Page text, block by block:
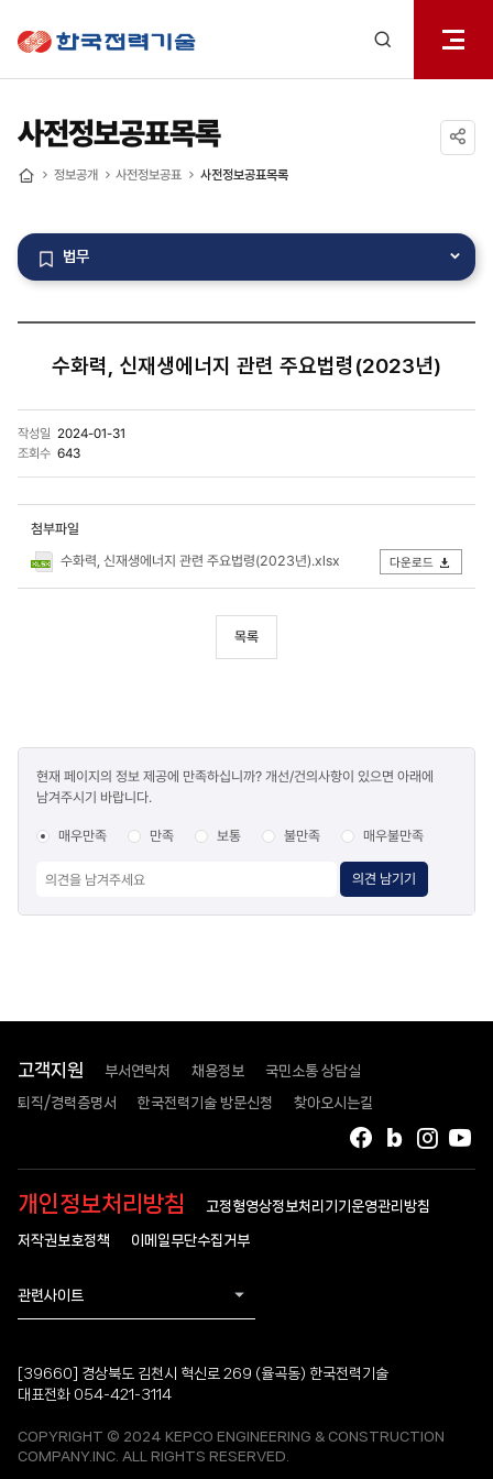
열기
사전정보공표목록
정보공개 사전정보공표 사전정보공표목록
법무
수화력, 신재생에너지 관련 주요법령(2023년)
작성일 2024-01-31
조회수 643
첨부파일
수화력, 신재생에너지 관련 주요법령(2023년).xlsx
다운로드
목록
만족도
조사
현재 페이지의 정보 제공에 만족하십니까? 개선/건의사항이 있으면 아래에
남겨주시기 바랍니다.
매우만족 만족 보통 불만족 매우불만족
의견 남기기
고객지원 부서연락처 채용정보 국민소통 상담실
퇴직/경력증명서 한국전력기술 방문신청 찾아오시는길
인스
블로그
페이스북
개인정보처리방침 고정형영상정보처리기기운영관리방침
저작권보호정책 이메일무단수집거부
관련사이트
[39660] 경상북도 김천시 혁신로 269 (율곡동) 한국전력기술
대표전화 054-421-3114
COPYRIGHT © 2024 KEPCO ENGINEERING & CONSTRUCTION
COMPANY.INC. ALL RIGHTS RESERVED.